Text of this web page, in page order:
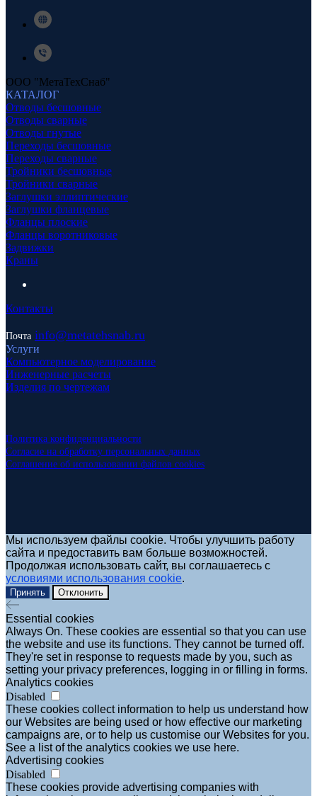
ООО "МетаТехСнаб"
КАТАЛОГ
Отводы бесшовные
Отводы сварные
Отводы гнутые
Переходы бесшовные
Переходы сварные
Тройники бесшовные
Тройники сварные
Заглушки эллиптические
Заглушки фланцевые
Фланцы плоские
Фланцы воротниковые
Задвижки
Краны
Контакты
Почта info@metatehsnab.ru
Услуги
Компьютерное моделирование
Инженерные расчеты
Изделия по чертежам
Политика конфиденциальности
Согласие на обработку персональных данных
Соглашение об использовании файлов cookies
Мы используем файлы cookie. Чтобы улучшить работу
сайта и предоставить вам больше возможностей.
Продолжая использовать сайт, вы соглашаетесь с
условиями использования cookie.
Принять Отклонить
Essential cookies
Always On. These cookies are essential so that you can use
the website and use its functions. They cannot be turned off.
They're set in response to requests made by you, such as
setting your privacy preferences, logging in or filling in forms.
Analytics cookies
Disabled
These cookies collect information to help us understand how
our Websites are being used or how effective our marketing
campaigns are, or to help us customise our Websites for you.
See a list of the analytics cookies we use here.
Advertising cookies
Disabled
These cookies provide advertising companies with